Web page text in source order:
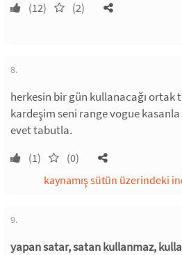
(12) (2)
8.
herkesin bir gün kullanacağı ortak
kardeşim seni range vogue
evet tabutla.
(1) (0)
kaynamış sütün üzerindeki
9.
yapan satar, satan kullanmaz,